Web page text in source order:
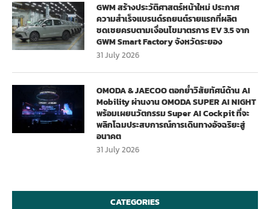
GWM สร้างประวัติศาสตร์หน้าใหม่ ประกาศ
ความสำเร็จแบรนด์รถยนต์รายแรกที่ผลิต
ชดเชยครบตามเงื่อนไขมาตรการ EV 3.5 จาก
GWM Smart Factory จังหวัดระยอง
31 July 2026
OMODA & JAECOO ตอกย้ำวิสัยทัศน์ด้าน AI
Mobility ผ่านงาน OMODA SUPER AI NIGHT
พร้อมเผยนวัตกรรม Super AI Cockpit ที่จะ
พลิกโฉมประสบการณ์การเดินทางอัจฉริยะสู่
อนาคต
31 July 2026
CATEGORIES